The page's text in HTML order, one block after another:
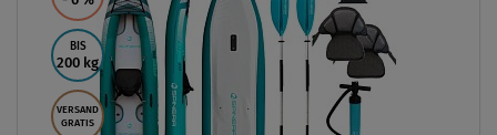
BIS
200 kg
VERSAND
GRATIS